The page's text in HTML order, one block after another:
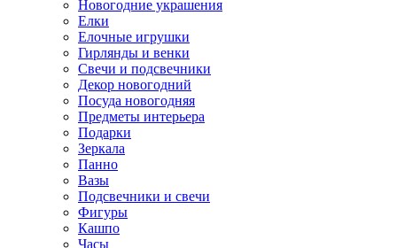
Новогодние украшения
Елки
Елочные игрушки
Гирлянды и венки
Свечи и подсвечники
Декор новогодний
Посуда новогодняя
Предметы интерьера
Подарки
Зеркала
Панно
Вазы
Подсвечники и свечи
Фигуры
Кашпо
Часы